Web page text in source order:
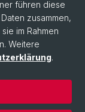
führen diese
zusammen,
im Rahmen
Weitere
.